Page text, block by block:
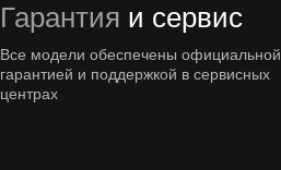
Гарантия и сервис
Все модели обеспечены официальной
гарантией и поддержкой в сервисных
центрах